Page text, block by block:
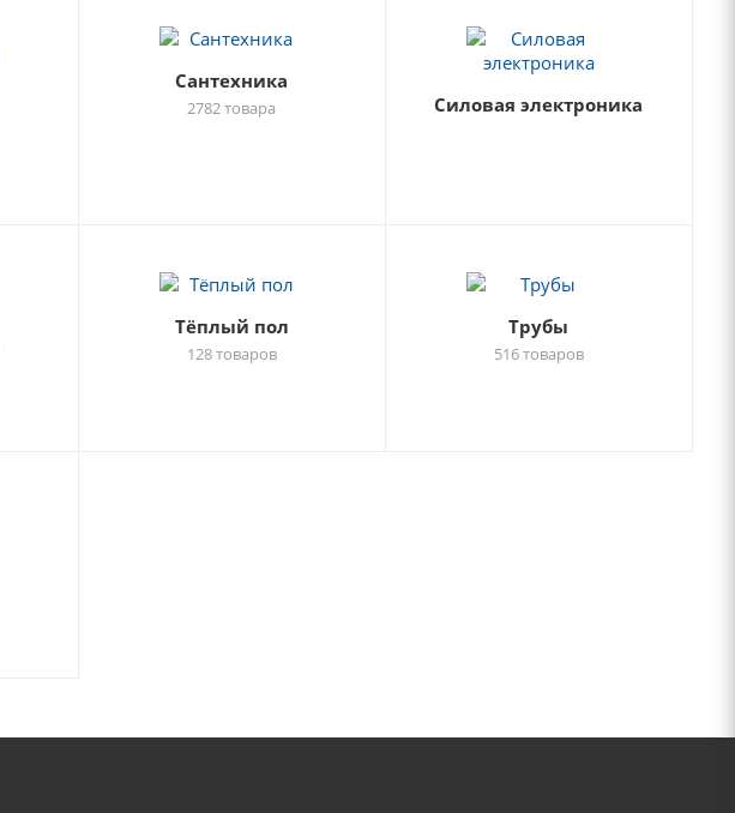
Сантехника
2782 товара Силовая электроника
Тёплый пол
128 товаров
Трубы
516 товаров